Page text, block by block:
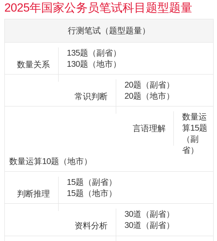
2025年国家公务员笔试科目题型题量
135题（副省）
130题（地市）
20题（副省）
20题（地市）
数量运
算15题
（副
省）
数量运算10题（地市）
15题（副省）
15题（地市）
30道（副省）
30道（副省）